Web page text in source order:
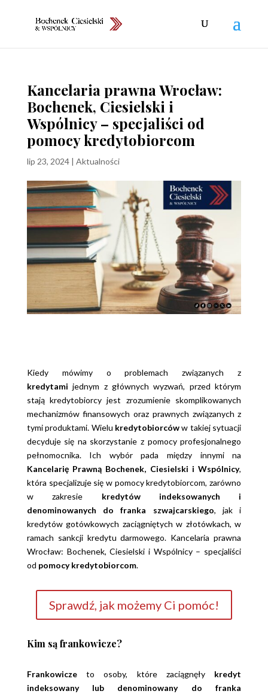
Kancelaria prawna Wrocław:
Bochenek, Ciesielski i
Wspólnicy – specjaliści od
pomocy kredytobiorcom
lip 23, 2024| Aktualności
Kiedy mówimy o problemach związanych z
kredytami jednym z głównych wyzwań, przed którym
stają kredytobiorcy jest zrozumienie skomplikowanych
mechanizmów finansowych oraz prawnych związanych z
tymi produktami. Wielu kredytobiorcóww takiej sytuacji
decyduje się na skorzystanie z pomocy profesjonalnego
pełnomocnika. Ich wybór pada między innymi na
Kancelarię Prawną Bochenek, Ciesielski i Wspólnicy,
która specjalizuje się w pomocy kredytobiorcom, zarówno
w zakresie kredytów indeksowanych i
denominowanych do franka szwajcarskiego, jak i
kredytów gotówkowych zaciągniętych w złotówkach, w
ramach sankcji kredytu darmowego. Kancelaria prawna
Wrocław: Bochenek, Ciesielski i Wspólnicy – specjaliści
od pomocy kredytobiorcom.
Sprawdź, jak możemy Ci pomóc!
Kim są frankowicze?
Frankowiczeto osoby, które zaciągnęły kredyt
indeksowany lub denominowany do franka